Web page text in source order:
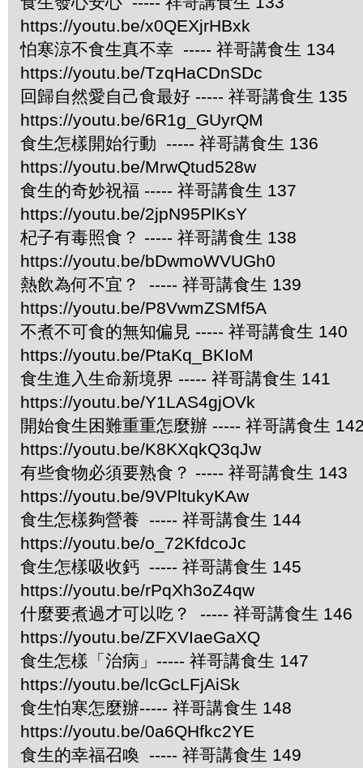
https://youtu.be/x0QEXjrHBxk
怕寒涼不食生真不幸 ----- 祥哥講食生 134
https://youtu.be/TzqHaCDnSDc
回歸自然愛自己食最好 ----- 祥哥講食生 135
https://youtu.be/6R1g_GUyrQM
食生怎樣開始行動 ----- 祥哥講食生 136
https://youtu.be/MrwQtud528w
食生的奇妙祝福 ----- 祥哥講食生 137
https://youtu.be/2jpN95PlKsY
杞子有毒照食？ ----- 祥哥講食生 138
https://youtu.be/bDwmoWVUGh0
熱飲為何不宜？ ----- 祥哥講食生 139
https://youtu.be/P8VwmZSMf5A
不煮不可食的無知偏見 ----- 祥哥講食生 140
https://youtu.be/PtaKq_BKIoM
食生進入生命新境界 ----- 祥哥講食生 141
https://youtu.be/Y1LAS4gjOVk
開始食生困難重重怎麼辦 ----- 祥哥講食生
https://youtu.be/K8KXqkQ3qJw
有些食物必須要熟食？ ----- 祥哥講食生 143
https://youtu.be/9VPltukyKAw
食生怎樣夠營養 ----- 祥哥講食生 144
https://youtu.be/o_72KfdcoJc
食生怎樣吸收鈣 ----- 祥哥講食生 145
https://youtu.be/rPqXh3oZ4qw
什麼要煮過才可以吃？ ----- 祥哥講食生 146
https://youtu.be/ZFXVIaeGaXQ
食生怎樣「治病」----- 祥哥講食生 147
https://youtu.be/lcGcLFjAiSk
食生怕寒怎麼辦----- 祥哥講食生 148
https://youtu.be/0a6QHfkc2YE
食生的幸福召喚 ----- 祥哥講食生 149